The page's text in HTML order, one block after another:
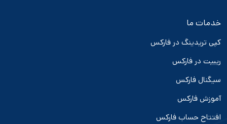
خدمات ما
کپی تریدینگ در فارکس
ریبیت در فارکس
سیگنال فارکس
آموزش فارکس
افتتاح حساب فارکس